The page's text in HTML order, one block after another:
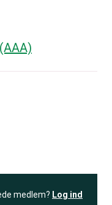
medlem? Log ind